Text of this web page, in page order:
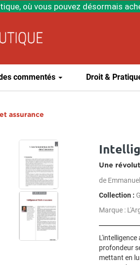
où vous pouvez désormais
commentés Droit &
assurance
Une
de
Collection :
profondeur
mettant en